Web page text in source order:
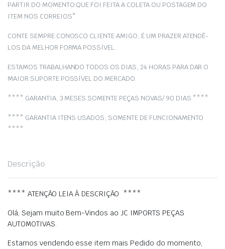
PARTIR DO MOMENTO QUE FOI FEITA A COLETA OU POSTAGEM DO
ITEM NOS CORREIOS*
CONTE SEMPRE CONOSCO CLIENTE AMIGO, É UM PRAZER ATENDÊ-
LOS DA MELHOR FORMA POSSÍVEL.
ESTAMOS TRABALHANDO TODOS OS DIAS, 24 HORAS PARA DAR O
MAIOR SUPORTE POSSÍVEL DO MERCADO.
**** GARANTIA, 3 MESES SOMENTE PEÇAS NOVAS/ 90 DIAS ****
**** GARANTIA ITENS USADOS, SOMENTE DE FUNCIONAMENTO
****
Descrição
**** ATENÇÃO LEIA À DESCRIÇÃO ****
Olá, Sejam muito Bem-Vindos ao JC IMPORTS PEÇAS
AUTOMOTIVAS.
Estamos vendendo esse item mais Pedido do momento,